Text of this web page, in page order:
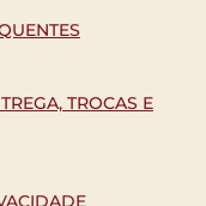
TROCAS E